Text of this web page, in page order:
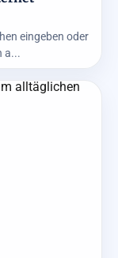
eingeben oder
a...